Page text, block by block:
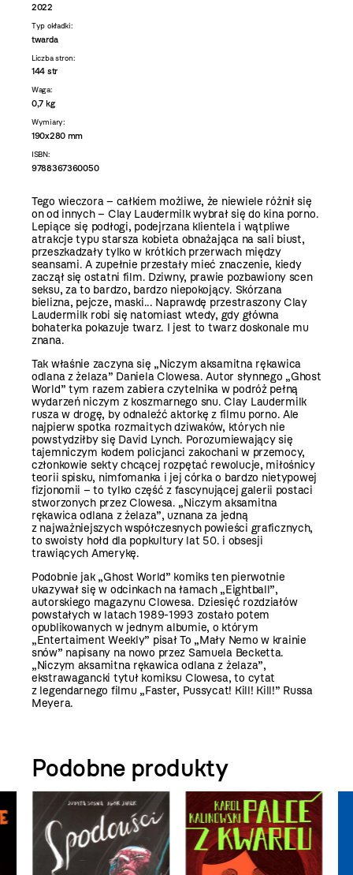
2022
Typ okładki:
twarda
Liczba stron:
144 str
Waga:
0,7 kg
Wymiary:
190x280 mm
ISBN:
9788367360050
Tego wieczora – całkiem możliwe, że niewiele różnił się
on od innych – Clay Laudermilk wybrał się do kina porno.
Lepiące się podłogi, podejrzana klientela i wątpliwe
atrakcje typu starsza kobieta obnażająca na sali biust,
przeszkadzały tylko w krótkich przerwach między
seansami. A zupełnie przestały mieć znaczenie, kiedy
zaczął się ostatni film. Dziwny, prawie pozbawiony scen
seksu, za to bardzo, bardzo niepokojący. Skórzana
bielizna, pejcze, maski... Naprawdę przestraszony Clay
Laudermilk robi się natomiast wtedy, gdy główna
bohaterka pokazuje twarz. I jest to twarz doskonale mu
znana.
Tak właśnie zaczyna się „Niczym aksamitna rękawica
odlana z żelaza” Daniela Clowesa. Autor słynnego „Ghost
World” tym razem zabiera czytelnika w podróż pełną
wydarzeń niczym z koszmarnego snu. Clay Laudermilk
rusza w drogę, by odnaleźć aktorkę z filmu porno. Ale
najpierw spotka rozmaitych dziwaków, których nie
powstydziłby się David Lynch. Porozumiewający się
tajemniczym kodem policjanci zakochani w przemocy,
członkowie sekty chcącej rozpętać rewolucje, miłośnicy
teorii spisku, nimfomanka i jej córka o bardzo nietypowej
fizjonomii – to tylko część z fascynującej galerii postaci
stworzonych przez Clowesa. „Niczym aksamitna
rękawica odlana z żelaza”, uznana za jedną
z najważniejszych współczesnych powieści graficznych,
to swoisty hołd dla popkultury lat 50. i obsesji
trawiących Amerykę.
Podobnie jak „Ghost World” komiks ten pierwotnie
ukazywał się w odcinkach na łamach „Eightball”,
autorskiego magazynu Clowesa. Dziesięć rozdziałów
powstałych w latach 1989-1993 zostało potem
opublikowanych w jednym albumie, o którym
„Entertaiment Weekly” pisał To „Mały Nemo w krainie
snów” napisany na nowo przez Samuela Becketta.
„Niczym aksamitna rękawica odlana z żelaza”,
ekstrawagancki tytuł komiksu Clowesa, to cytat
z legendarnego filmu „Faster, Pussycat! Kill! Kill!” Russa
Meyera.
Podobne produkty